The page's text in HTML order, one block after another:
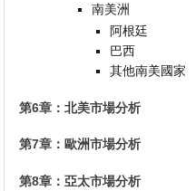
南美洲
阿根廷
巴西
其他南美國家
第6章：北美市場分析
第7章：歐洲市場分析
第8章：亞太市場分析